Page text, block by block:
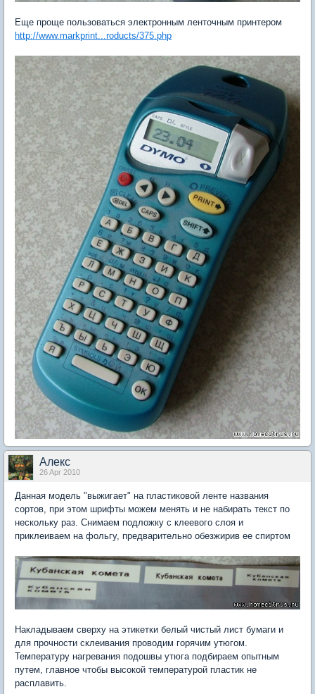
Еще проще пользоваться электронным ленточным принтером
http://www.markprint...roducts/375.php
Aлекc
26 Apr 2010
Данная модель "выжигает" на пластиковой ленте названия
сортов, при этом шрифты можем менять и не набирать текст по
нескольку раз. Снимаем подложку с клеевого слоя и
приклеиваем на фольгу, предварительно обезжирив ее спиртом
Накладываем сверху на этикетки белый чистый лист бумаги и
для прочности склеивания проводим горячим утюгом.
Температуру нагревания подошвы утюга подбираем опытным
путем, главное чтобы высокой температурой пластик не
расплавить.